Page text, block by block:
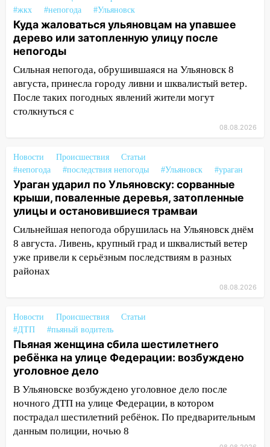
ветром вырвало дерево с корнем
13:46 Сильный ветер сорвал крышу с
СТО на проспекте Созидателей
13:35 Непогода продолжает бить по
транспорту: в Ульяновске трамвай
сошёл с рельсов
13:22 Упавшие деревья перекрыли
13:17
Непогода в Ульяновске не
закончится сегодня: сильные ливни
сохранятся 9 августа
13:15 Трижды «брал в долг» без спроса:
житель Вешкаймского района похитил у
знакомого 191 тысячу рублей
13:14 Ураган оторвал светофор на
проспекте Филатова в Ульяновске
Дерево пробило крышу дома на
на электрощит
13:10
В Заволжском районе дерево
упало во дворе
13:08 Ураган ударил по Ульяновску:
сорванные крыши, поваленные деревья,
затопленные улицы и остановившиеся
трамваи
12:17 Ульяновск накрыл крупный град:
#жкх
#непогода #Ульяновск
Куда жаловаться ульяновцам на упавшее
дерево или затопленную улицу после
непогоды
Сильная непогода, обрушившаяся на Ульяновск 8
августа, принесла городу ливни и шквалистый ветер.
После таких погодных явлений жители могут
столкнуться с
08.08.2026
Новости Происшествия
Статьи
#непогода
#последствия непогоды #Ульяновск #ураган
Ураган ударил по Ульяновску: сорванные
крыши, поваленные деревья, затопленные
улицы и остановившиеся трамваи
Сильнейшая непогода обрушилась на Ульяновск днём
8 августа. Ливень, крупный град и шквалистый ветер
уже привели к серьёзным последствиям в разных
районах
08.08.2026
Новости Происшествия
Статьи
#ДТП
#пьяный водитель
Пьяная женщина сбила шестилетнего
ребёнка на улице Федерации: возбуждено
уголовное дело
В Ульяновске возбуждено уголовное дело после
ночного ДТП на улице Федерации, в котором
пострадал шестилетний ребёнок. По предварительным
данным полиции, ночью 8